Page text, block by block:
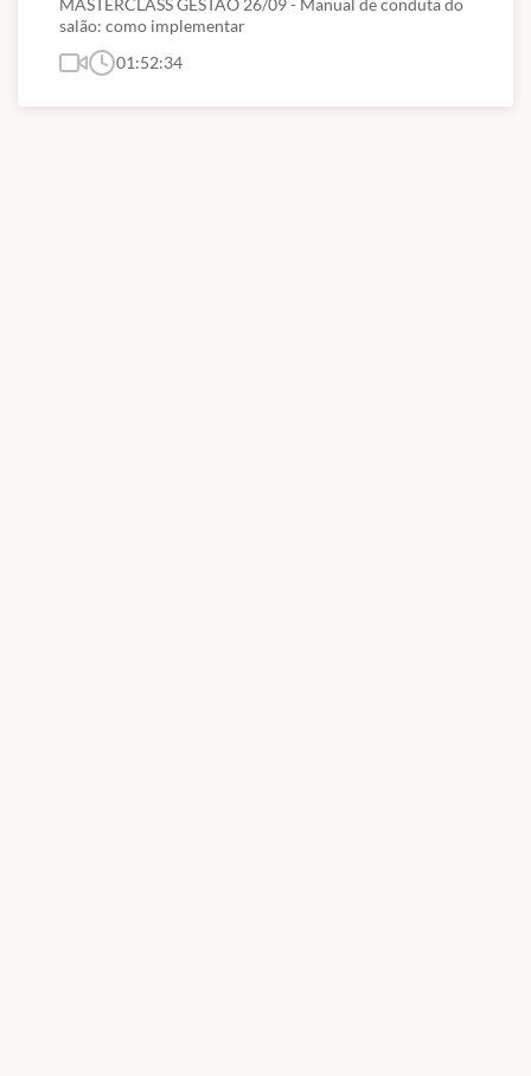
MASTERCLASS GESTÃO 26/09 - Manual de conduta do
salão: como implementar
01:52:34